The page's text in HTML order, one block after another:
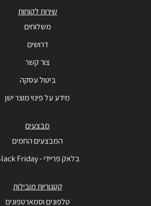
שירות לקוחות
משלוחים
דרושים
צור קשר
ביטול עסקה
מידע על פינוי מוצר ישן
מבצעים
המבצעים החמים
בלאק פריידי - Black Friday
קטגוריות מובילות
טלפונים וסמארטפונים